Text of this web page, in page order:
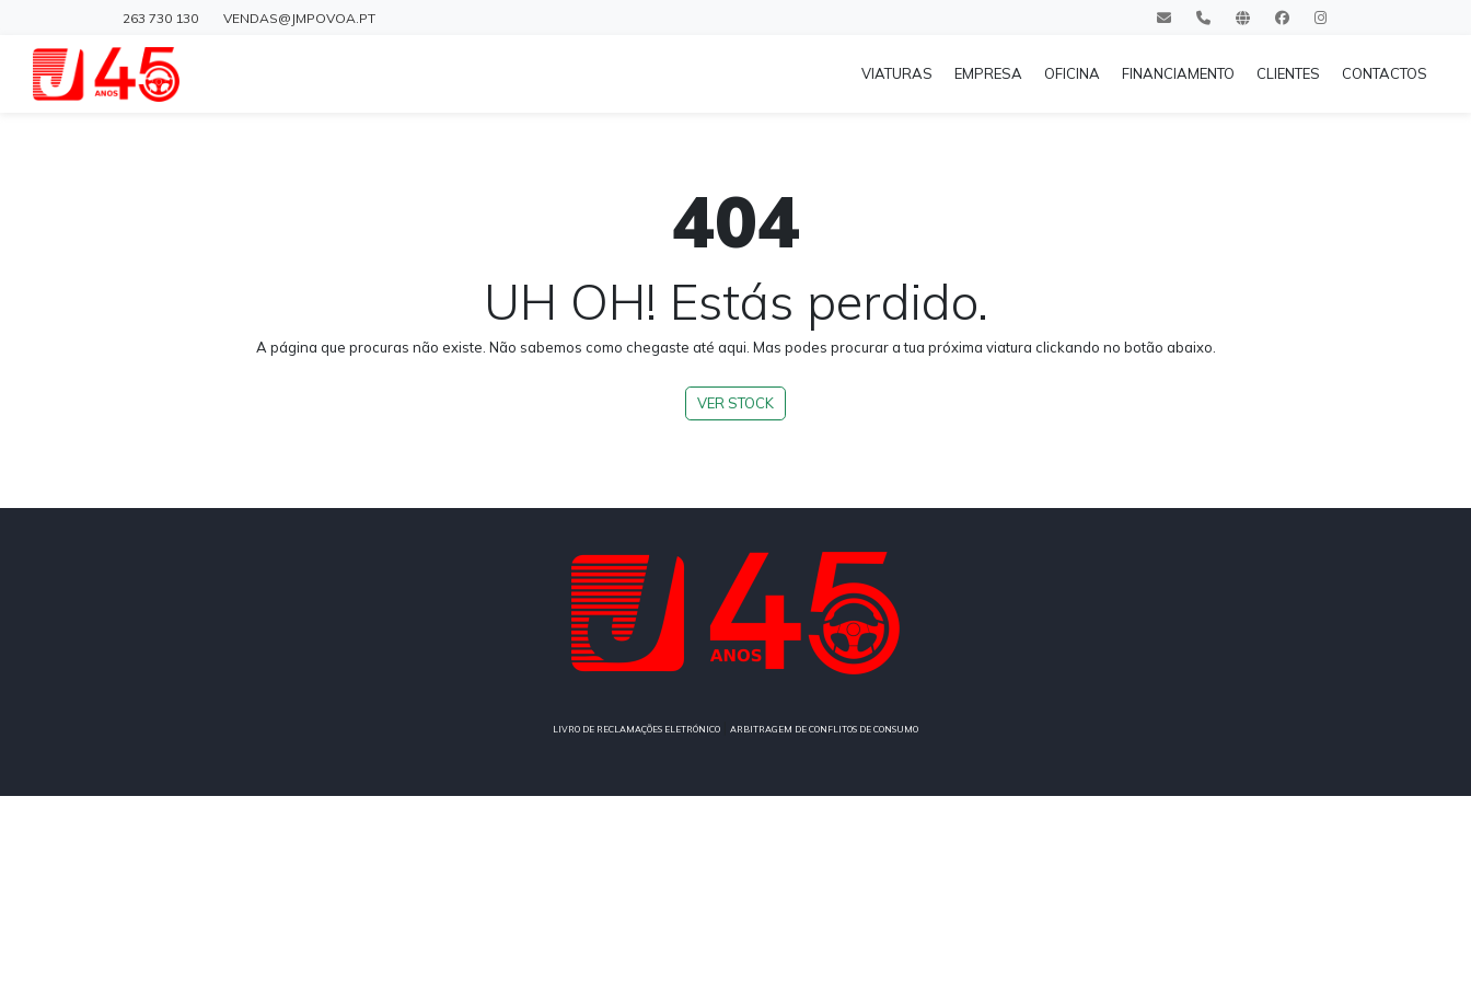
263 730 130 VENDAS@JMPOVOA.PT
VIATURAS EMPRESA OFICINA FINANCIAMENTO CLIENTES CONTACTOS
404
UH OH! Estás perdido.
A página que procuras não existe. Não sabemos como chegaste até aqui. Mas podes procurar a tua próxima viatura clickando no botão abaixo.
VER STOCK
LIVRO DE RECLAMAÇÕES ELETRÓNICO ARBITRAGEM DE CONFLITOS DE CONSUMO